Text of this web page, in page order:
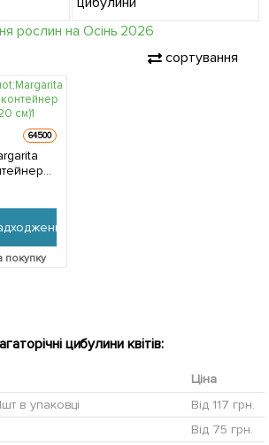
сортування
64500
в
покупку
цибулини квітів:
Ціна
в упаковці
Від 117 грн.
Від 75 грн.